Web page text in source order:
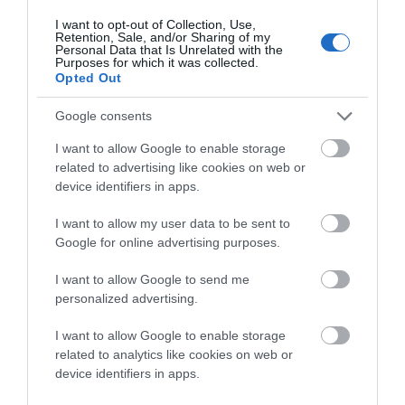
I want to opt-out of Collection, Use,
Retention, Sale, and/or Sharing of my
Personal Data that Is Unrelated with the
Purposes for which it was collected.
Opted Out
Google consents
I want to allow Google to enable storage
related to advertising like cookies on web or
device identifiers in apps.
I want to allow my user data to be sent to
Google for online advertising purposes.
I want to allow Google to send me
personalized advertising.
I want to allow Google to enable storage
related to analytics like cookies on web or
device identifiers in apps.
σκουπίδια που θάβονταν στον ΧΑΔΑ του ιστορικού Στρόφιλα.
Γιατί άραγε τόσο μονομερές το ενδιαφέρον τους για το νησί;
Ιδού η «νομιμότητα» και η «πολιτική δράση» των
«πεφωτισμένων» (illuminati) που έχουν αναλάβει να
διαφωτίσουν τους κατοίκους της Άνδρου με τις αστείες,
καταστροφολιγικές και δυσφημιστικές θεωρίες τους «για
το νησί σκαντζόχοιρο»!!! Έτσι ονομάζουν την Άνδρο
θεωρώντας πως στο άδηλο μέλλον το νησί θα γεμίσει
ανεμογεννήτριες!!! Λίγο «ψεκασμένο», πρωτόλειο και
ανεμογεννήτριες σε ένα πέτρινο. απομονωμένο και
κτηνοτρόφοι της Άνδρου που θέλουν το έργο γιατί
διανοίγει δρόμους. πληρώνει ενοίκια και βοηθά στη